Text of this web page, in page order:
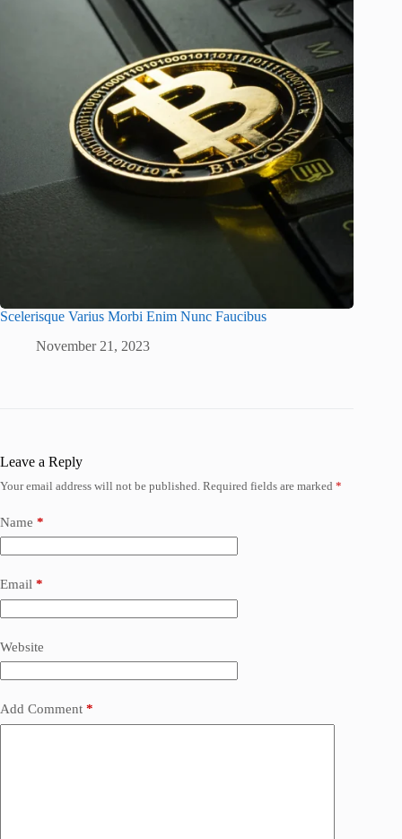
Scelerisque Varius Morbi Enim Nunc Faucibus
November 21, 2023
Leave a Reply
Your email address will not be published. Required fields are marked *
Name *
Email *
Website
Add Comment *